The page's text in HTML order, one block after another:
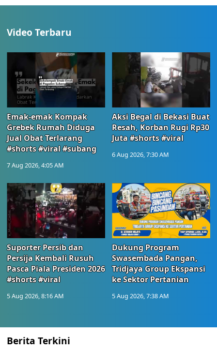
Video Terbaru
Emak-emak Kompak
Grebek Rumah Diduga
Jual Obat Terlarang
#shorts #viral #subang
7 Aug 2026, 4:05 AM
Aksi Begal di Bekasi Buat
Resah, Korban Rugi Rp30
Juta #shorts #viral
6 Aug 2026, 7:30 AM
Suporter Persib dan
Persija Kembali Rusuh
Pasca Piala Presiden 2026
#shorts #viral
5 Aug 2026, 8:16 AM
Dukung Program
Swasembada Pangan,
Tridjaya Group Ekspansi
ke Sektor Pertanian
5 Aug 2026, 7:38 AM
Berita Terkini